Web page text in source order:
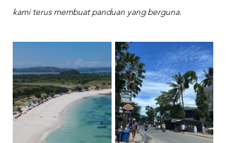
kami terus membuat panduan yang berguna.